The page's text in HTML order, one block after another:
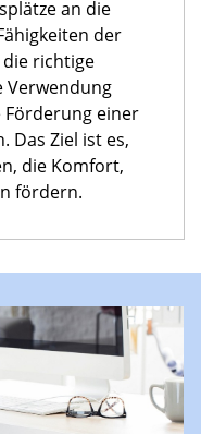
an die
der
die richtige
Verwendung
einer
Das Ziel ist es,
die Komfort,
fördern.